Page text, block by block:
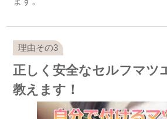
正しく安全なセルフマツ
教えます！